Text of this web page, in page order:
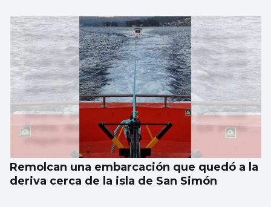
Remolcan una embarcación que quedó a la
deriva cerca de la isla de San Simón